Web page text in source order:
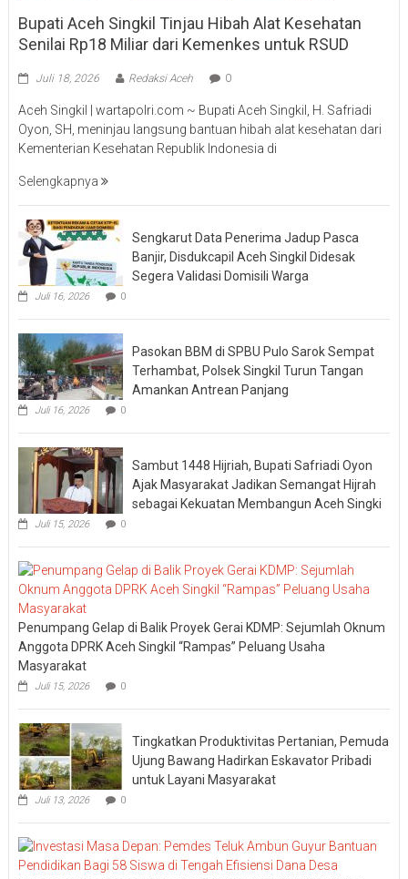
Bupati Aceh Singkil Tinjau Hibah Alat Kesehatan
Senilai Rp18 Miliar dari Kemenkes untuk RSUD
Juli 18, 2026 Redaksi Aceh 0
Aceh Singkil | wartapolri.com ~ Bupati Aceh Singkil, H. Safriadi
Oyon, SH, meninjau langsung bantuan hibah alat kesehatan dari
Kementerian Kesehatan Republik Indonesia di
Selengkapnya
Sengkarut Data Penerima Jadup Pasca
Banjir, Disdukcapil Aceh Singkil Didesak
Segera Validasi Domisili Warga
Juli 16, 2026 0
Pasokan BBM di SPBU Pulo Sarok Sempat
Terhambat, Polsek Singkil Turun Tangan
Amankan Antrean Panjang
Juli 16, 2026 0
Sambut 1448 Hijriah, Bupati Safriadi Oyon
Ajak Masyarakat Jadikan Semangat Hijrah
sebagai Kekuatan Membangun Aceh Singki
Juli 15, 2026 0
Penumpang Gelap di Balik Proyek Gerai KDMP: Sejumlah Oknum
Anggota DPRK Aceh Singkil “Rampas” Peluang Usaha
Masyarakat
Juli 15, 2026 0
Tingkatkan Produktivitas Pertanian, Pemuda
Ujung Bawang Hadirkan Eskavator Pribadi
untuk Layani Masyarakat
Juli 13, 2026 0